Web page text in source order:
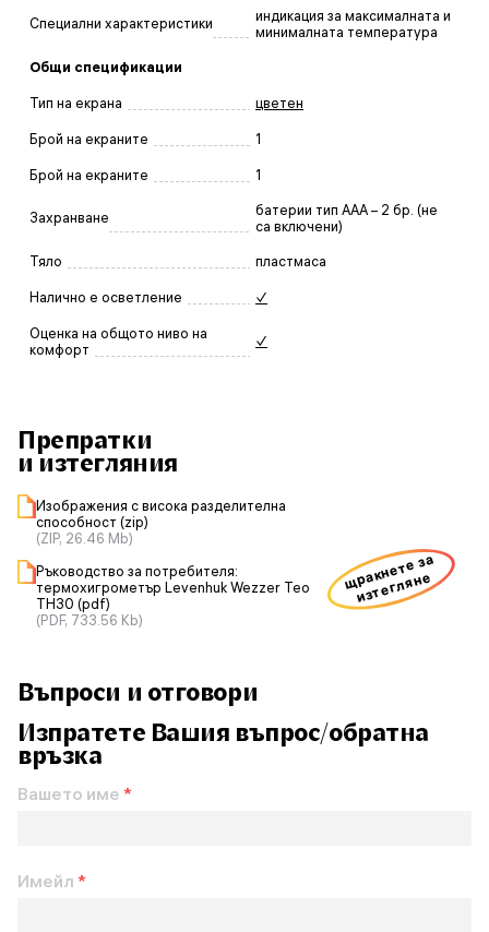
Специални характеристики
индикация за максималната и
минималната температура
Общи спецификации
Тип на екрана цветен
Брой на екраните 1
Брой на екраните 1
Захранване
батерии тип AAA – 2 бр. (не
са включени)
Тяло пластмаса
Налично е осветление ✓
Оценка на общото ниво на
комфорт
✓
Препратки
и изтегляния
Изображения с висока разделителна
способност (zip)
(ZIP, 26.46 Mb)
Ръководство за потребителя:
термохигрометър Levenhuk Wezzer Teo
TH30 (pdf)
(PDF, 733.56 Kb)
щракнете за
изтегляне
Въпроси и отговори
Изпратете Вашия въпрос/обратна
връзка
Вашето име *
Имейл *